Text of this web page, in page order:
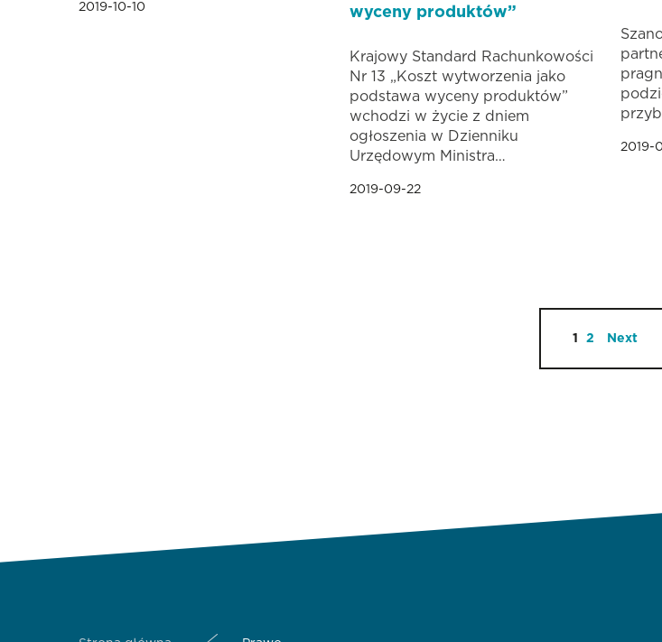
2019-10-10
wyceny produktów”
Krajowy Standard Rachunkowości
Nr 13 „Koszt wytworzenia jako
podstawa wyceny produktów”
wchodzi w życie z dniem
ogłoszenia w Dzienniku
Urzędowym Ministra…
2019-09-22
2019-
1 2 Next